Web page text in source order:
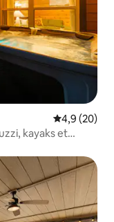
Évaluation
4,9 (20)
kayaks et